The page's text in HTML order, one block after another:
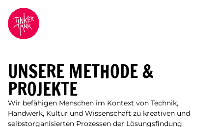
UNSERE METHODE &
PROJEKTE
Wir befähigen Menschen im Kontext von Technik,
Handwerk, Kultur und Wissenschaft zu kreativen und
selbstorganisierten Prozessen der Lösungsfindung.